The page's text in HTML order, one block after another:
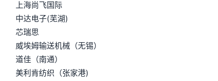
上海尚飞国际
中达电子(芜湖)
芯瑞思
威埃姆输送机械（无锡）
道佳（南通）
美利肯纺织（张家港)